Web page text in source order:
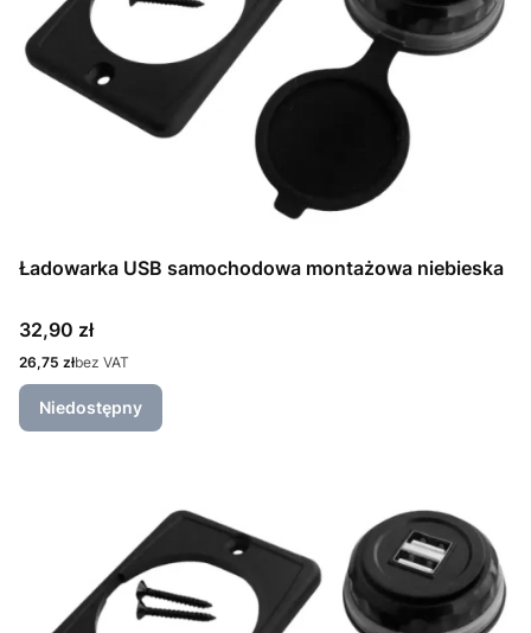
Ładowarka USB samochodowa montażowa niebieska
Cena
32,90 zł
Cena
26,75 złbez VAT
Niedostępny